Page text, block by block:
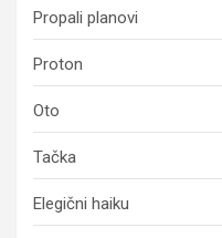
Propali planovi
Proton
Oto
Tačka
Elegični haiku